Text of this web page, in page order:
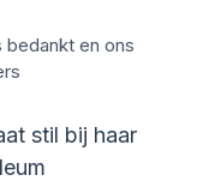
bedankt en ons
stil bij haar